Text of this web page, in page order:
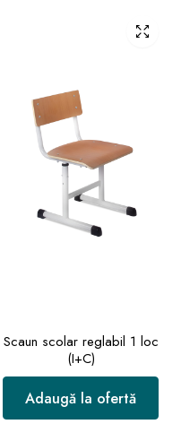
Scaun scolar reglabil 1 loc
(I+C)
Adaugă la ofertă